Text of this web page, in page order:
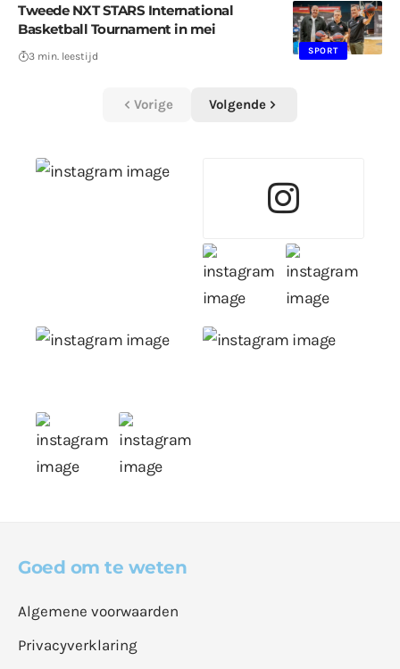
SPORT
Tweede NXT STARS International
Basketball Tournament in mei
3 min. leestijd
Vorige Volgende
Goed om te weten
Algemene voorwaarden
Privacyverklaring